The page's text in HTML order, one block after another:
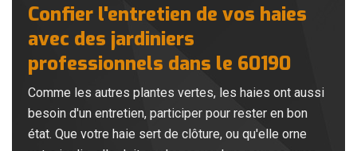
Confier l'entretien de vos haies
avec des jardiniers
professionnels dans le 60190
Comme les autres plantes vertes, les haies ont aussi
besoin d'un entretien, participer pour rester en bon
état. Que votre haie sert de clôture, ou qu'elle orne